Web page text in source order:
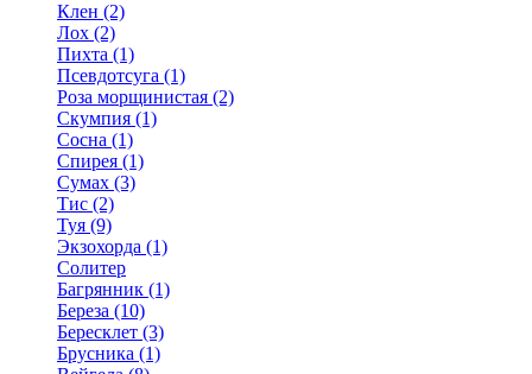
Клен (2)
Лох (2)
Пихта (1)
Псевдотсуга (1)
Роза морщинистая (2)
Скумпия (1)
Сосна (1)
Спирея (1)
Сумах (3)
Тис (2)
Туя (9)
Экзохорда (1)
Солитер
Багрянник (1)
Береза (10)
Бересклет (3)
Брусника (1)